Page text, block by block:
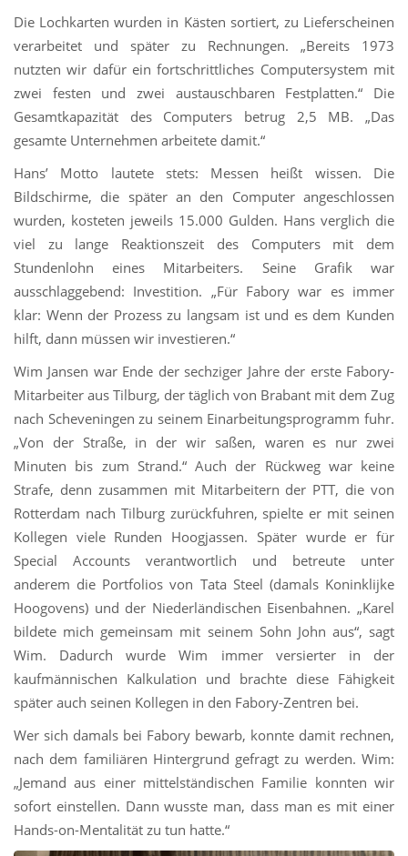
Die Lochkarten wurden in Kästen sortiert, zu Lieferscheinen
verarbeitet und später zu Rechnungen. „Bereits 1973
nutzten wir dafür ein fortschrittliches Computersystem mit
zwei festen und zwei austauschbaren Festplatten.“ Die
Gesamtkapazität des Computers betrug 2,5 MB. „Das
gesamte Unternehmen arbeitete damit.“
Hans’ Motto lautete stets: Messen heißt wissen. Die
Bildschirme, die später an den Computer angeschlossen
wurden, kosteten jeweils 15.000 Gulden. Hans verglich die
viel zu lange Reaktionszeit des Computers mit dem
Stundenlohn eines Mitarbeiters. Seine Grafik war
ausschlaggebend: Investition. „Für Fabory war es immer
klar: Wenn der Prozess zu langsam ist und es dem Kunden
hilft, dann müssen wir investieren.“
Wim Jansen war Ende der sechziger Jahre der erste Fabory-
Mitarbeiter aus Tilburg, der täglich von Brabant mit dem Zug
nach Scheveningen zu seinem Einarbeitungsprogramm fuhr.
„Von der Straße, in der wir saßen, waren es nur zwei
Minuten bis zum Strand.“ Auch der Rückweg war keine
Strafe, denn zusammen mit Mitarbeitern der PTT, die von
Rotterdam nach Tilburg zurückfuhren, spielte er mit seinen
Kollegen viele Runden Hoogjassen. Später wurde er für
Special Accounts verantwortlich und betreute unter
anderem die Portfolios von Tata Steel (damals Koninklijke
Hoogovens) und der Niederländischen Eisenbahnen. „Karel
bildete mich gemeinsam mit seinem Sohn John aus“, sagt
Wim. Dadurch wurde Wim immer versierter in der
kaufmännischen Kalkulation und brachte diese Fähigkeit
später auch seinen Kollegen in den Fabory-Zentren bei.
Wer sich damals bei Fabory bewarb, konnte damit rechnen,
nach dem familiären Hintergrund gefragt zu werden. Wim:
„Jemand aus einer mittelständischen Familie konnten wir
sofort einstellen. Dann wusste man, dass man es mit einer
Hands-on-Mentalität zu tun hatte.“